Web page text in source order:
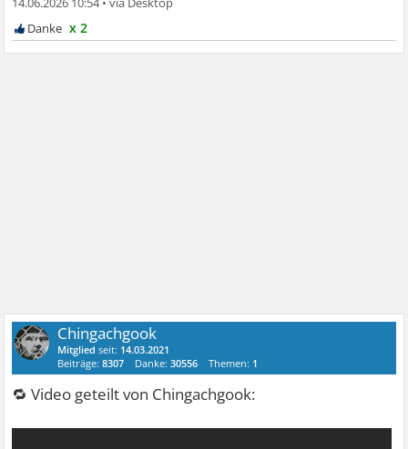
x 2
Chingachgook
Mitglied seit: 14.03.2021
Beiträge:8307 Danke:30556 Themen: 1
🔁 Video geteilt von Chingachgook: